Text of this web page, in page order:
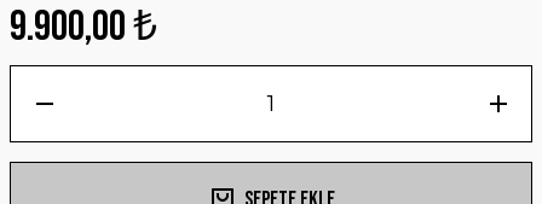
9.900,00 ₺